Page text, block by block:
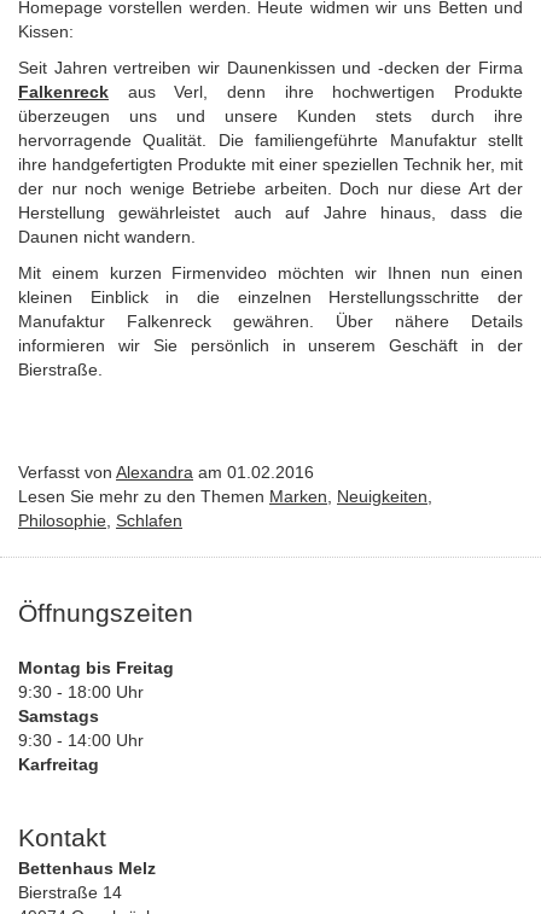
Homepage vorstellen werden. Heute widmen wir uns Betten und
Kissen:
Seit Jahren vertreiben wir Daunenkissen und -decken der Firma
Falkenreck aus Verl, denn ihre hochwertigen Produkte
überzeugen uns und unsere Kunden stets durch ihre
hervorragende Qualität. Die familiengeführte Manufaktur stellt
ihre handgefertigten Produkte mit einer speziellen Technik her, mit
der nur noch wenige Betriebe arbeiten. Doch nur diese Art der
Herstellung gewährleistet auch auf Jahre hinaus, dass die
Daunen nicht wandern.
Mit einem kurzen Firmenvideo möchten wir Ihnen nun einen
kleinen Einblick in die einzelnen Herstellungsschritte der
Manufaktur Falkenreck gewähren. Über nähere Details
informieren wir Sie persönlich in unserem Geschäft in der
Bierstraße.
Verfasst von Alexandra am 01.02.2016
Lesen Sie mehr zu den Themen Marken Neuigkeiten
Philosophie Schlafen
Öffnungszeiten
Montag bis Freitag
9:30 - 18:00 Uhr
Samstags
9:30 - 14:00 Uhr
Karfreitag
Kontakt
Bettenhaus Melz
Bierstraße 14